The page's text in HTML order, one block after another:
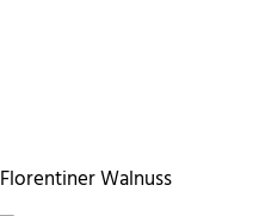
Florentiner Walnuss